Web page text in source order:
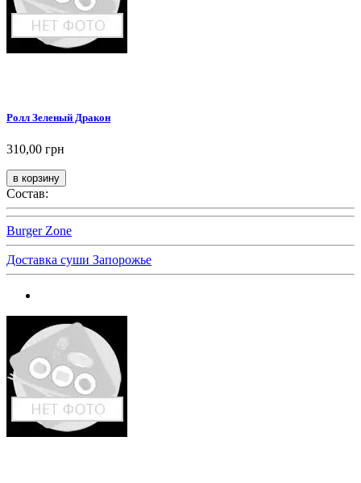
Ролл Зеленый Дракон
310,00 грн
Состав:
Burger Zone
Доставка суши Запорожье